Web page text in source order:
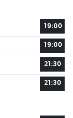
19:00
19:00
21:30
21:30